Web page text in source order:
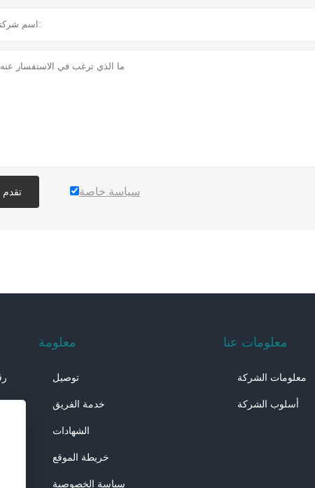
تقدم سياسة خاصة
معلومة
توصيل
خدمة الفريق
الشهادات
خريطة الموقع
سياسة الخصوصية
معلومات عنا
معلومات الشركة
أسلوب الشركة